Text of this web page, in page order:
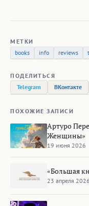
МЕТКИ
books
info reviews
ПОДЕЛИТЬСЯ
Telegram
ВКонтакте
ПОХОЖИЕ ЗАПИСИ
Артуро
Женщины»
19 июня 2026
«Большая
23 апреля 2026